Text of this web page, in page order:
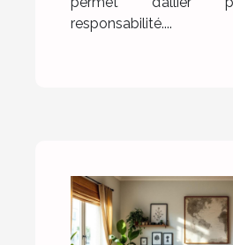
responsabilité....